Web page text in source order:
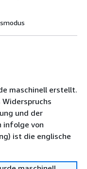
maschinell erstellt.
und der
infolge von
ist die englische